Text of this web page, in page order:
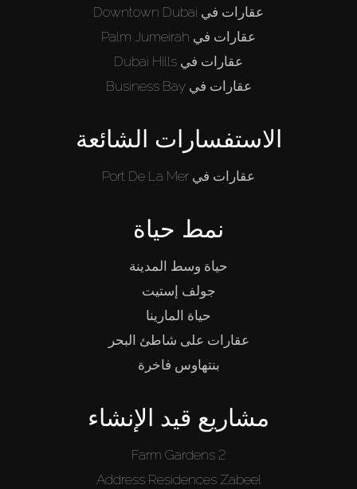
عقارات في Downtown Dubai
عقارات في Palm Jumeirah
عقارات في Dubai Hills
عقارات في Business Bay
الاستفسارات الشائعة
عقارات في Port De La Mer
نمط حياة
حياة وسط المدينة
جولف إستيت
حياة المارينا
عقارات على شاطئ البحر
بنتهاوس فاخرة
مشاريع قيد الإنشاء
Farm Gardens 2
Address Residences Zabeel